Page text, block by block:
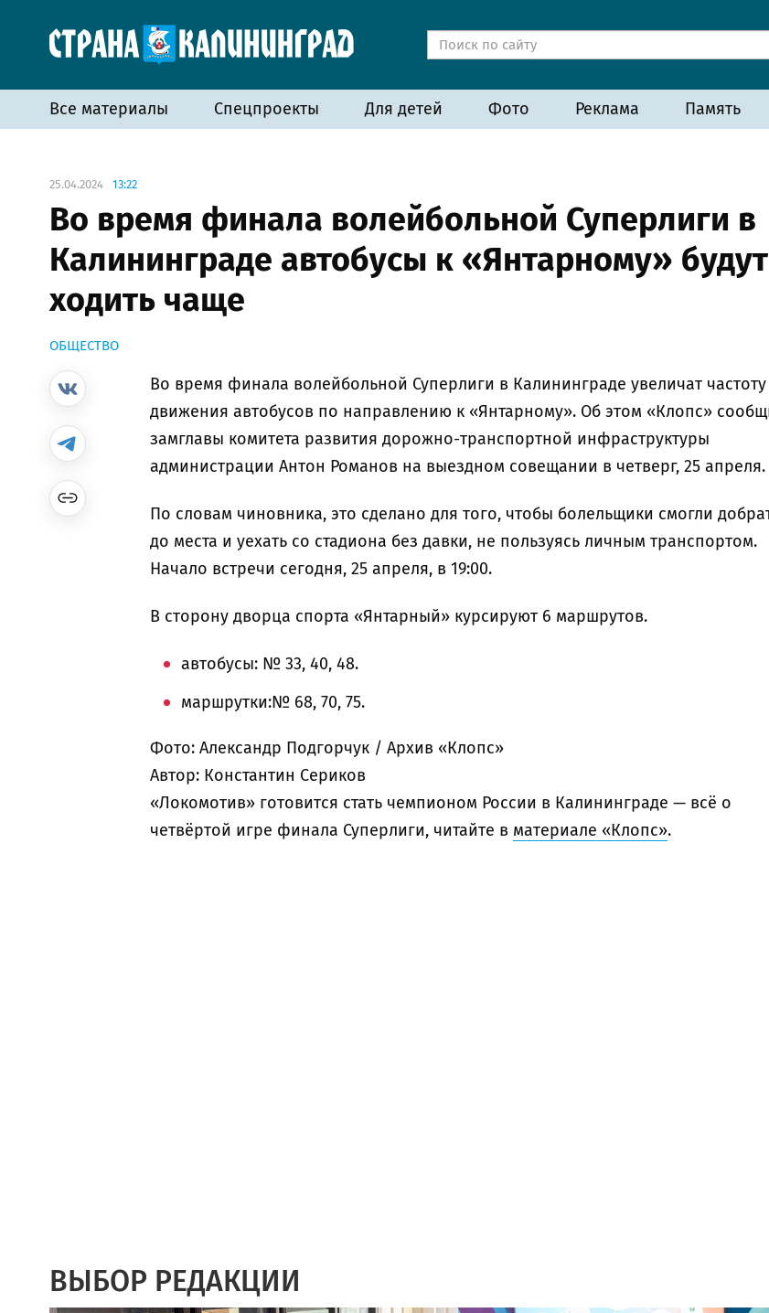
Все материалы Спецпроекты Для детей Фото Реклама Память
25.04.2024 13:22
Во время финала волейбольной Суперлиги в
Калининграде автобусы к «Янтарному» будут
ходить чаще
ОБЩЕСТВО
Во время финала волейбольной Суперлиги в Калининграде увеличат частоту
движения автобусов по направлению к «Янтарному». Об этом «Клопс»
замглавы комитета развития дорожно-транспортной инфраструктуры
администрации Антон Романов на выездном совещании в четверг, 25 апреля.
По словам чиновника, это сделано для того, чтобы болельщики смогли
до места и уехать со стадиона без давки, не пользуясь личным транспортом.
Начало встречи сегодня, 25 апреля, в 19:00.
В сторону дворца спорта «Янтарный» курсируют 6 маршрутов.
автобусы: № 33, 40, 48.
маршрутки:№ 68, 70, 75.
Фото: Александр Подгорчук / Архив «Клопс»
Автор: Константин Сериков
«Локомотив» готовится стать чемпионом России в Калининграде — всё о
четвёртой игре финала Суперлиги, читайте в материале «Клопс».
ВЫБОР РЕДАКЦИИ